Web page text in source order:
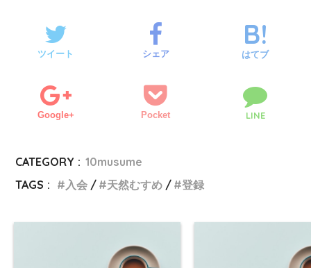
ツイート シェア はてブ
Google+ Pocket LINE
CATEGORY : 10musume
TAGS :
入会 天然むすめ 登録